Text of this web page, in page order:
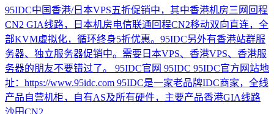
95IDC中国香港/日本VPS五折促销中，其中香港机房三网回程
CN2 GIA线路，日本机房电信联通回程CN2移动双向直连，全
部KVM虚拟化，循环终身5折优惠。95IDC另外有香港站群服
务器、独立服务器促销中。需要日本VPS、香港VPS、香港服
务器的朋友不要错过了。 95IDC官网 95IDC 95IDC官方网站地
址：https://www.95idc.com 95IDC是一家老品牌IDC商家，全线
产品自营机柜，自有AS及所有硬件，主要产品香港GIA线路
沙田CN2...